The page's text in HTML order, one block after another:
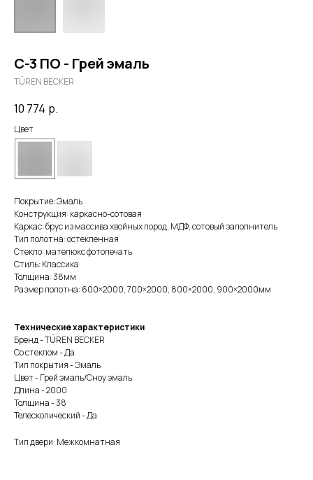
С-3 ПО - Грей эмаль
TÜREN BECKER
10 774 р.
Цвет
Покрытие: Эмаль
Конструкция: каркасно-сотовая
Каркас: брус из массива хвойных пород, МДФ, сотовый заполнитель
Тип полотна: остекленная
Стекло: мателюкс фотопечать
Стиль: Классика
Толщина: 38мм
Размер полотна: 600×2000, 700×2000, 800×2000, 900×2000мм
Технические характеристики
Бренд - TÜREN BECKER
Со стеклом - Да
Тип покрытия - Эмаль
Цвет - Грей эмаль/Сноу эмаль
Длина - 2000
Толщина - 38
Телескопический - Да
Тип двери: Межкомнатная